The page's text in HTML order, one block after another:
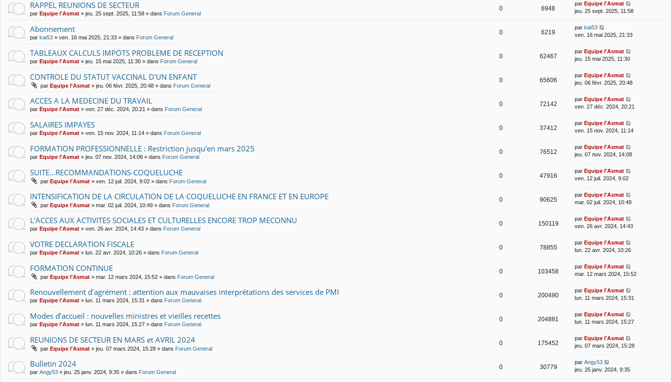
RAPPEL REUNIONS DE SECTEUR
par Equipe l'Asmat » jeu. 25 sept. 2025, 11:58 » dans Forum General
0 6948
par Equipe l'Asmat
jeu. 25 sept. 2025, 11:58
Abonnement
par kat53 » ven. 16 mai 2025, 21:33 » dans Forum General
0 6219
par kat53
ven. 16 mai 2025, 21:33
TABLEAUX CALCULS IMPÖTS PROBLEME DE RECEPTION
par Equipe l'Asmat » jeu. 15 mai 2025, 11:30 » dans Forum General
0 62467
par Equipe l'Asmat
jeu. 15 mai 2025, 11:30
CONTROLE DU STATUT VACCINAL D'UN ENFANT
par Equipe l'Asmat » jeu. 06 févr. 2025, 20:48 » dans Forum General
0 65606
par Equipe l'Asmat
jeu. 06 févr. 2025, 20:48
ACCES A LA MEDECINE DU TRAVAIL
par Equipe l'Asmat » ven. 27 déc. 2024, 20:21 » dans Forum General
0 72142
par Equipe l'Asmat
ven. 27 déc. 2024, 20:21
SALAIRES IMPAYES
par Equipe l'Asmat » ven. 15 nov. 2024, 11:14 » dans Forum General
0 37412
par Equipe l'Asmat
ven. 15 nov. 2024, 11:14
FORMATION PROFESSIONNELLE : Restriction jusqu'en mars 2025
par Equipe l'Asmat » jeu. 07 nov. 2024, 14:08 » dans Forum General
0 76512
par Equipe l'Asmat
jeu. 07 nov. 2024, 14:08
SUITE...RECOMMANDATIONS-COQUELUCHE
par Equipe l'Asmat » ven. 12 juil. 2024, 9:02 » dans Forum General
0 47916
par Equipe l'Asmat
ven. 12 juil. 2024, 9:02
INTENSIFICATION DE LA CIRCULATION DE LA COQUELUCHE EN FRANCE ET EN EUROPE
par Equipe l'Asmat » mar. 02 juil. 2024, 10:49 » dans Forum General
0 90625
par Equipe l'Asmat
mar. 02 juil. 2024, 10:49
L'ACCES AUX ACTIVITES SOCIALES ET CULTURELLES ENCORE TROP MECONNU
par Equipe l'Asmat » ven. 26 avr. 2024, 14:43 » dans Forum General
0 150119
par Equipe l'Asmat
ven. 26 avr. 2024, 14:43
VOTRE DECLARATION FISCALE
par Equipe l'Asmat » lun. 22 avr. 2024, 10:26 » dans Forum General
0 78855
par Equipe l'Asmat
lun. 22 avr. 2024, 10:26
FORMATION CONTINUE
par Equipe l'Asmat » mar. 12 mars 2024, 15:52 » dans Forum General
0 103458
par Equipe l'Asmat
mar. 12 mars 2024, 15:52
Renouvellement d’agrément : attention aux mauvaises interprétations des services de PMI
par Equipe l'Asmat » lun. 11 mars 2024, 15:31 » dans Forum General
0 200490
par Equipe l'Asmat
lun. 11 mars 2024, 15:31
Modes d’accueil : nouvelles ministres et vieilles recettes
par Equipe l'Asmat » lun. 11 mars 2024, 15:27 » dans Forum General
0 204881
par Equipe l'Asmat
lun. 11 mars 2024, 15:27
REUNIONS DE SECTEUR EN MARS et AVRIL 2024
par Equipe l'Asmat » jeu. 07 mars 2024, 15:28 » dans Forum General
0 175452
par Equipe l'Asmat
jeu. 07 mars 2024, 15:28
Bulletin 2024
par Angy53 » jeu. 25 janv. 2024, 9:35 » dans Forum General
0 30779
par Angy53
jeu. 25 janv. 2024, 9:35